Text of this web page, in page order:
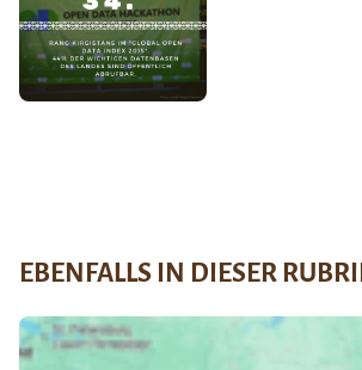
EBENFALLS IN DIESER